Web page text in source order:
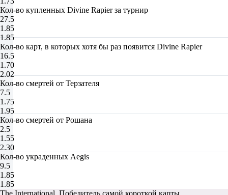
Кол-во купленных Divine Rapier за турнир
27.5
1.85
1.85
Кол-во карт, в которых хотя бы раз появится Divine Rapier
16.5
1.70
2.02
Кол-во смертей от Терзателя
7.5
1.75
1.95
Кол-во смертей от Рошана
2.5
1.55
2.30
Кол-во украденных Aegis
9.5
1.85
1.85
The International. Победитель самой короткой карты